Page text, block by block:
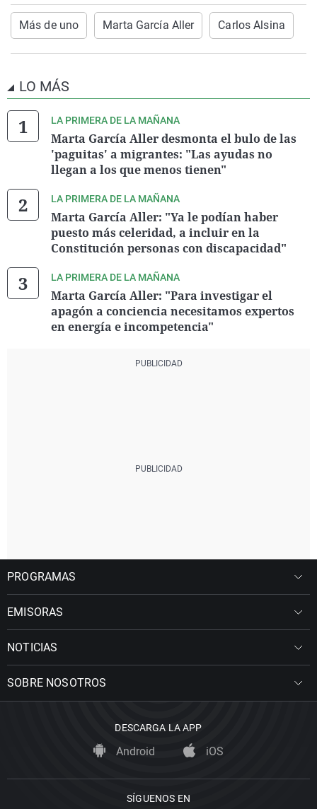
Más de uno Marta García Aller Carlos Alsina
LO MÁS
LA PRIMERA DE LA MAÑANA
Marta García Aller desmonta el bulo de las
'paguitas' a migrantes: "Las ayudas no
llegan a los que menos tienen"
LA PRIMERA DE LA MAÑANA
Marta García Aller: "Ya le podían haber
puesto más celeridad, a incluir en la
Constitución personas con discapacidad"
LA PRIMERA DE LA MAÑANA
Marta García Aller: "Para investigar el
apagón a conciencia necesitamos expertos
en energía e incompetencia"
PROGRAMAS
EMISORAS
NOTICIAS
SOBRE NOSOTROS
DESCARGA LA APP
Android iOS
SÍGUENOS EN